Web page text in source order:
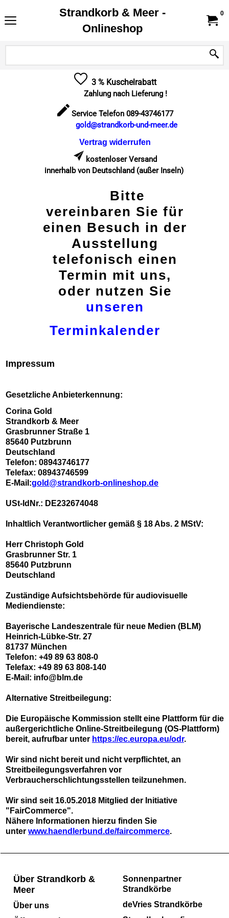
Strandkorb & Meer -
Onlineshop
0
3 % Kuschelrabatt
Zahlung nach Lieferung !
Service Telefon 089-43746177
gold@strandkorb-und-meer.de
Vertrag widerrufen
kostenloser Versand
innerhalb von Deutschland (außer Inseln)
Bitte
vereinbaren Sie für
einen Besuch in der
Ausstellung
telefonisch einen
Termin mit uns,
oder nutzen Sie
unseren
Terminkalender
Impressum
Gesetzliche Anbieterkennung:
Corina Gold
Strandkorb & Meer
Grasbrunner Straße 1
85640 Putzbrunn
Deutschland
Telefon: 08943746177
Telefax: 08943746599
E-Mail:gold@strandkorb-onlineshop.de
USt-IdNr.: DE232674048
Inhaltlich Verantwortlicher gemäß § 18 Abs. 2 MStV:
Herr Christoph Gold
Grasbrunner Str. 1
85640 Putzbrunn
Deutschland
Zuständige Aufsichtsbehörde für audiovisuelle
Mediendienste:
Bayerische Landeszentrale für neue Medien (BLM)
Heinrich-Lübke-Str. 27
81737 München
Telefon: +49 89 63 808-0
Telefax: +49 89 63 808-140
E-Mail: info@blm.de
Alternative Streitbeilegung:
Die Europäische Kommission stellt eine Plattform für die
außergerichtliche Online-Streitbeilegung (OS-Plattform)
bereit, aufrufbar unter https://ec.europa.eu/odr.
Wir sind nicht bereit und nicht verpflichtet, an
Streitbeilegungsverfahren vor
Verbraucherschlichtungsstellen teilzunehmen.
Wir sind seit 16.05.2018 Mitglied der Initiative
"FairCommerce".
Nähere Informationen hierzu finden Sie
unter www.haendlerbund.de/faircommerce.
Sonnenpartner
Strandkörbe
deVries Strandkörbe
Über Strandkorb &
Meer
Über uns